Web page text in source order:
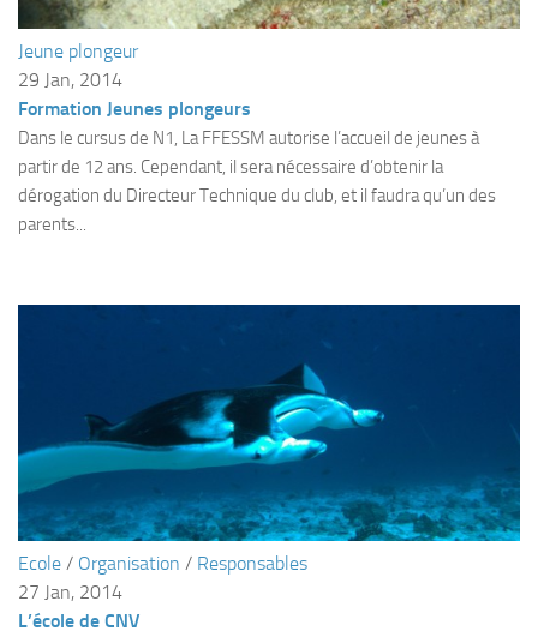
Responsables
Fosse
Sorties techniques
APNEE
SORTIES
Sorties 2021
Sorties 2020
Sorties 2019
Sorties 2018
sorties 2017
Jeune plongeur
29 Jan, 2014
Formation Jeunes plongeurs
Dans le cursus de N1, La FFESSM autorise l’accueil de jeunes à
partir de 12 ans. Cependant, il sera nécessaire d’obtenir la
dérogation du Directeur Technique du club, et il faudra qu’un des
parents...
Ecole / Organisation / Responsables
27 Jan, 2014
L’école de CNV